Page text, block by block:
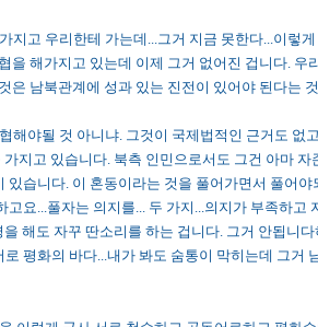
지고 우리한테 가는데...그거 지금 못한다...이렇
을 해가지고 있는데 이제 그거 없어진 겁니다. 우
은 남북관계에 성과 있는 진전이 있어야 된다는
해야될 것 아니냐. 그것이 국제법적인 근거도 없
지고 있습니다. 북측 인민으로서도 그건 아마 자
습니다. 이 혼동이라는 것을 풀어가면서 풀어야
요...풀자는 의지를... 두 가지...의지가 부족하고
해도 자꾸 딴소리를 하는 겁니다. 그거 안됩니다
평화의 바다...내가 봐도 숨통이 막히는데 그거